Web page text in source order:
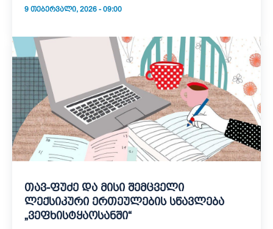
9 ᲗᲔᲑᲔᲠᲕᲐᲚᲘ, 2026 - 09:00
თავ-ფუძე და მისი შემცველი
ლექსიკური ერთეულების სწავლება
„ვეფხისტყაოსანში“